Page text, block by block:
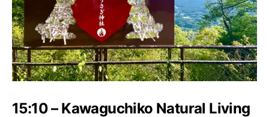
15:10 – Kawaguchiko Natural Living